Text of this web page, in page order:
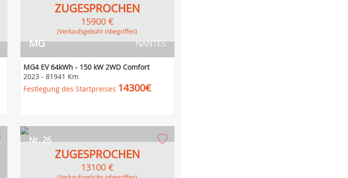
MG NANTES
ZUGESPROCHEN
15900 €
(Verkaufsgebühr inbegriffen)
MG4 EV 64kWh - 150 kW 2WD Comfort
2023- 81941 Km
Festlegung des Startpreises 14300€
Nr. 26
ZUGESPROCHEN
13100 €